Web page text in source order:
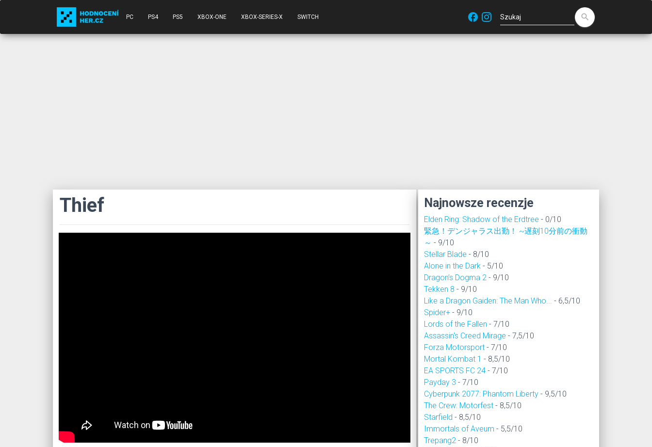
PC PS4 PS5 XBOX-ONE XBOX-SERIES-X SWITCH facebook search
Thief Najnowsze recenzje
Elden Ring: Shadow of the Erdtree - 0/10
緊急！デンジャラス出勤！ ~遅刻10分前の衝動
～ - 9/10
Stellar Blade - 8/10
Alone in the Dark - 5/10
Dragon’s Dogma 2 - 9/10
Tekken 8 - 9/10
Like a Dragon Gaiden: The Man Who... - 6,5/10
Spider+ - 9/10
Lords of the Fallen - 7/10
Assassin's Creed Mirage - 7,5/10
Forza Motorsport - 7/10
Mortal Kombat 1 - 8,5/10
EA SPORTS FC 24 - 7/10
Payday 3 - 7/10
Cyberpunk 2077: Phantom Liberty - 9,5/10
The Crew: Motorfest - 8,5/10
Starfield - 8,5/10
Immortals of Aveum - 5,5/10
Trepang2 - 8/10